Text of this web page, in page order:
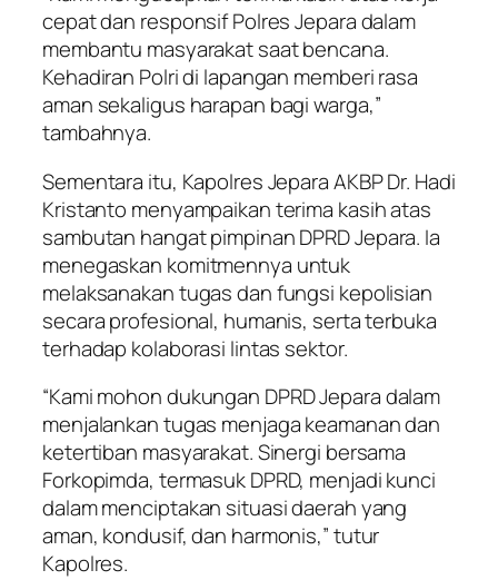
cepat dan responsif Polres Jepara dalam
membantu masyarakat saat bencana.
Kehadiran Polri di lapangan memberi rasa
aman sekaligus harapan bagi warga,”
tambahnya.
Sementara itu, Kapolres Jepara AKBP Dr. Hadi
Kristanto menyampaikan terima kasih atas
sambutan hangat pimpinan DPRD Jepara. Ia
menegaskan komitmennya untuk
melaksanakan tugas dan fungsi kepolisian
secara profesional, humanis, serta terbuka
terhadap kolaborasi lintas sektor.
“Kami mohon dukungan DPRD Jepara dalam
menjalankan tugas menjaga keamanan dan
ketertiban masyarakat. Sinergi bersama
Forkopimda, termasuk DPRD, menjadi kunci
dalam menciptakan situasi daerah yang
aman, kondusif, dan harmonis,” tutur
Kapolres.